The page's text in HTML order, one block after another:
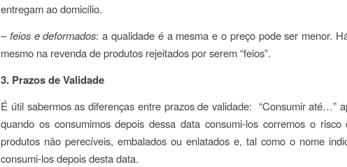
entregam ao domicílio.
– feios e deformados: a qualidade é a mesma e o preço pode ser menor.
mesmo na revenda de produtos rejeitados por serem “feios”.
3. Prazos de Validade
É útil sabermos as diferenças entre prazos de validade: “Consumir até…”
quando os consumimos depois dessa data consumi-los corremos o
produtos não perecíveis, embalados ou enlatados e, tal como o nome
consumi-los depois desta data.